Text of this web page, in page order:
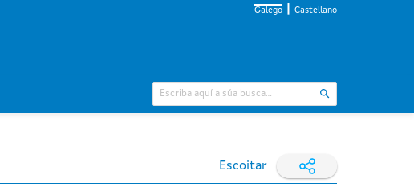
Galego Castellano
Escoitar